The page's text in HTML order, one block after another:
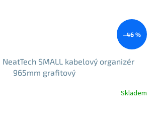
–46 %
SMALL kabelový organizér
965mm grafitový
Skladem